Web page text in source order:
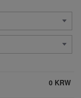
0 KRW